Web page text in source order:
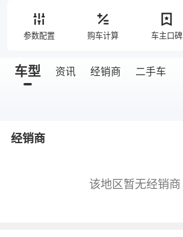
参数配置 购车计算 车主口碑
车型 资讯 经销商 二手车
经销商
该地区暂无经销商